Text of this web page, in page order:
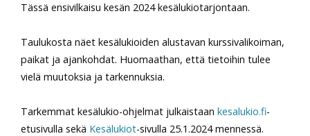
Tässä ensivilkaisu kesän 2024 kesälukiotarjontaan.
Taulukosta näet kesälukioiden alustavan kurssivalikoiman,
paikat ja ajankohdat. Huomaathan, että tietoihin tulee
vielä muutoksia ja tarkennuksia.
Tarkemmat kesälukio-ohjelmat julkaistaan kesalukio.fi-
etusivulla sekä Kesälukiot-sivulla 25.1.2024 mennessä.